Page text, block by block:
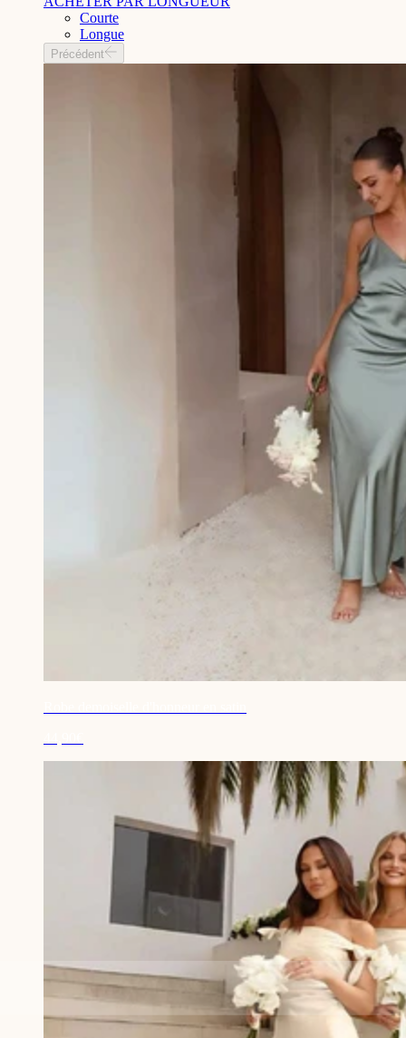
Courte
Longue
Précédent